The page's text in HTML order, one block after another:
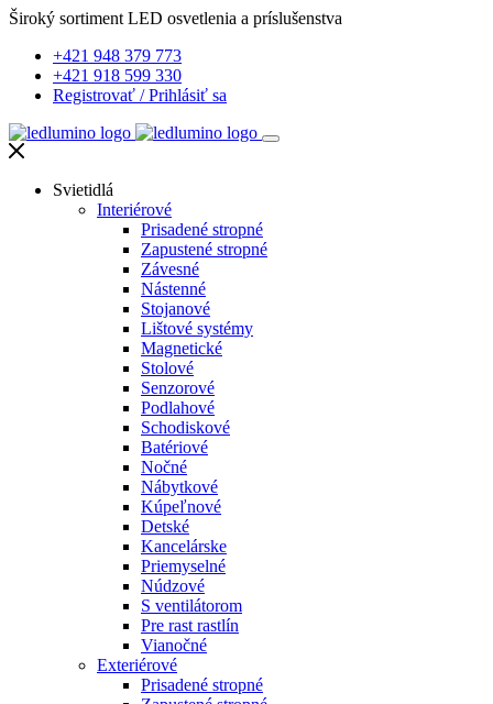
Široký sortiment LED osvetlenia a príslušenstva
+421 948 379 773
+421 918 599 330
Registrovať /Prihlásiť sa
Svietidlá
Interiérové
Prisadené stropné
Zapustené stropné
Závesné
Nástenné
Stojanové
Lištové systémy
Magnetické
Stolové
Senzorové
Podlahové
Schodiskové
Batériové
Nočné
Nábytkové
Kúpeľnové
Detské
Kancelárske
Priemyselné
Núdzové
S ventilátorom
Pre rast rastlín
Vianočné
Exteriérové
Prisadené stropné